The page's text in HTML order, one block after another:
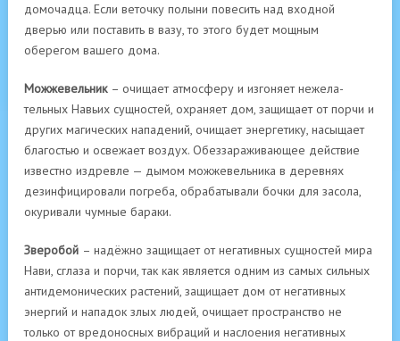
домочадца. Если ве­точку полыни повесить над входной
дверью или поставить в вазу, то этого будет мощным
оберегом вашего дома.
Можжевельник – очищает атмос­феру и изгоняет нежела­
тельных Навьих сущностей, охраняет дом, за­щищает от порчи и
других магичес­ких нападений, очищает энергетику, насыщает
благостью и освежает воздух. Обезза­раживающее действие
известно из­древле — дымом можжевельника в деревнях
дезинфицировали погре­ба, обрабатывали бочки для засола,
окуривали чумные бараки.
Зверобой – надёжно защищает от негативных сущностей мира
Нави, сглаза и порчи, так как является одним из самых сильных
антидемонических растений, защищает дом от негативных
энергий и нападок злых людей, очищает пространство не
только от вредоносных вибраций и наслоения негативных